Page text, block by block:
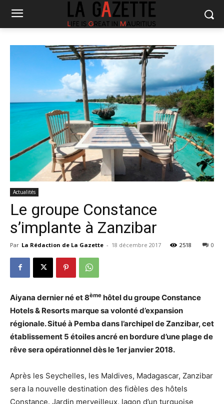
Actualités
Le groupe Constance
s’implante à Zanzibar
Par La Rédaction de La Gazette - 18 décembre 2017 0
2518
Aiyana dernier né et 8ème hôtel du groupe Constance
Hotels & Resorts marque sa volonté d’expansion
régionale. Situé à Pemba dans l’archipel de Zanzibar, cet
établissement 5 étoiles ancré en bordure d’une plage de
rêve sera opérationnel dès le 1er janvier 2018.
Après les Seychelles, les Maldives, Madagascar, Zanzibar
sera la nouvelle destination des fidèles des hôtels
Constance. Jardin merveilleux, lagon d’un turquoise